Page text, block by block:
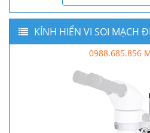
KÍNH HIỂN VI SOI MẠCH
0988.685.856